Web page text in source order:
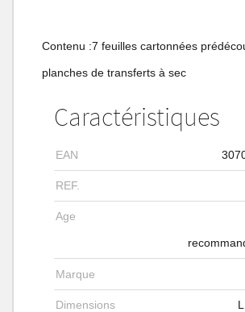
Contenu :7 feuilles cartonnées
planches de transferts à sec
Caractéristiques
EAN
REF.
Age
Marque
Dimensions L